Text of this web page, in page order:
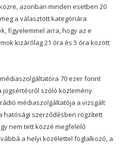
azonban minden esetben 20
a választott kategóriára
figyelemmel arra, hogy az e
kizárólag 21 óra és 5 óra között
70 ezer forint
jogsértésről szóló közlemény
médiaszolgáltatója a vizsgált
hatósági szerződésben rögzített
nem tett közzé megfelelő
a helyi közélettel foglalkozó, a